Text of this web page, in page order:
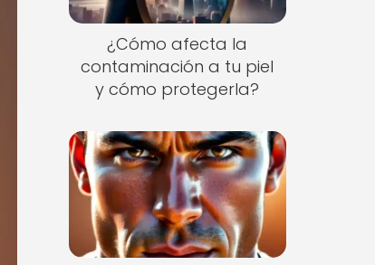
¿Cómo afecta la
contaminación a tu piel
y cómo protegerla?